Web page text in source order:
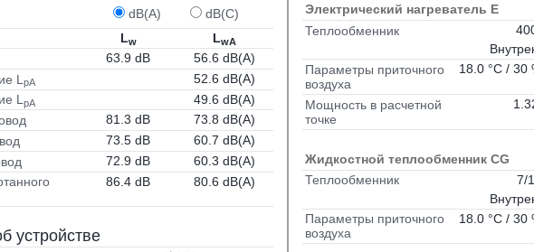
dB(A)
dB(C)
Lw LwA
63.9 dB
56.6 dB(A)
L pA
52.6 dB(A)
LpA
49.6 dB(A)
81.3 dB
73.8 dB(A)
73.5 dB
60.7 dB(A)
72.9 dB
60.3 dB(A)
86.4 dB 80.6 dB(A)
устройстве
Электрический нагреватель E
Теплообменник
Параметры приточного
воздуха
18.0 °C / 30
Мощность в расчетной
точке
Жидкостной теплообменник CG
Теплообменник
7/
Параметры приточного
воздуха
18.0 °C / 30